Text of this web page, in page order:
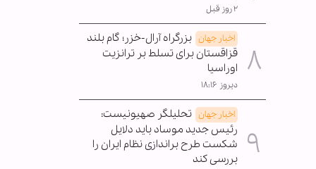
۲ روز قبل
اخبار جهان بزرگراه آرال-خزر؛ گام بلند
قزاقستان برای تسلط بر ترانزیت
اوراسیا
دیروز ۱۸:۱۶
اخبار جهان تحلیلگر صهیونیست:
رئیس جدید موساد باید دلایل
شکست طرح براندازی نظام ایران را
بررسی کند